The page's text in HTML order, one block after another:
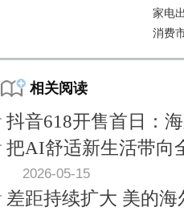
家电
消费
相关阅读
抖音618开售首日：
把AI舒适新生活带向
2026-05-15
差距持续扩大 美的